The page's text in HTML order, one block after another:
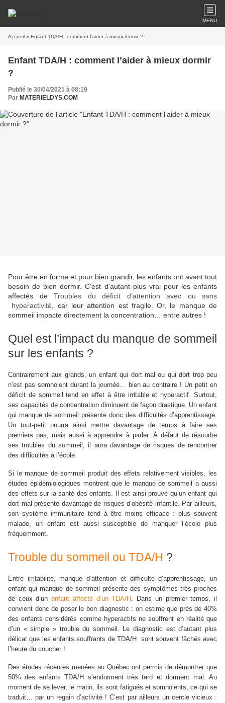
MENU
Accueil » Enfant TDA/H : comment l’aider à mieux dormir ?
Enfant TDA/H : comment l’aider à mieux dormir
?
Publié le 30/04/2021 à 08:19
Par MATERIELDYS.COM
Pour être en forme et pour bien grandir, les enfants ont avant tout
besoin de bien dormir. C’est d’autant plus vrai pour les enfants
affectés de Troubles du déficit d’attention avec ou sans
hyperactivité , car leur attention est fragile. Or, le manque de
sommeil impacte directement la concentration… entre autres !
Quel est l’impact du manque de sommeil
sur les enfants ?
Contrairement aux grands, un enfant qui dort mal ou qui dort trop peu
n’est pas somnolent durant la journée… bien au contraire ! Un petit en
déficit de sommeil tend en effet à être irritable et hyperactif. Surtout,
ses capacités de concentration diminuent de façon drastique. Un enfant
qui manque de sommeil présente donc des difficultés d’apprentissage.
Un tout-petit pourra ainsi mettre davantage de temps à faire ses
premiers pas, mais aussi à apprendre à parler. À défaut de résoudre
ses troubles du sommeil, il aura davantage de risques de rencontrer
des difficultés à l’école.
Si le manque de sommeil produit des effets relativement visibles, les
études épidémiologiques montrent que le manque de sommeil a aussi
des effets sur la santé des enfants. Il est ainsi prouvé qu’un enfant qui
dort mal présente davantage de risques d’obésité infantile. Par ailleurs,
son système immunitaire tend à être moins efficace : plus souvent
malade, un enfant est aussi susceptible de manquer l’école plus
fréquemment.
Trouble du sommeil ou TDA/H ?
Entre irritabilité, manque d’attention et difficulté d’apprentissage, un
enfant qui manque de sommeil présente des symptômes très proches
de ceux d’unenfant affecté d’un TDA/H. Dans un premier temps, il
convient donc de poser le bon diagnostic : on estime que près de 40%
des enfants considérés comme hyperactifs ne souffrent en réalité que
d’un « simple » trouble du sommeil. Le diagnostic est d’autant plus
délicat que les enfants souffrants de TDA/H sont souvent fâchés avec
l’heure du coucher !
Des études récentes menées au Québec ont permis de démontrer que
50% des enfants TDA/H s’endorment très tard et dorment mal. Au
moment de se lever, le matin, ils sont fatigués et somnolents, ce qui se
traduit… par un regain d’activité ! C’est par ailleurs un cercle vicieux :